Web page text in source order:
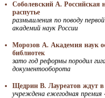
Соболевский А. Российская
распутье
размышления по поводу
академий наук России
Морозов А. Академия наук
библиотек
зато год реформы породил
документооборота
Щедрин В. Лауреатов ждут
учреждена ежегодная премия